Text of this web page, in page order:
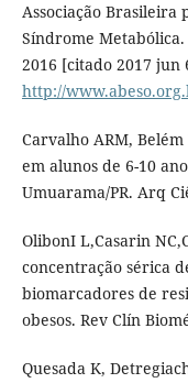
Associação Brasileira
Síndrome
2016 [citado 2017 jun
http://
Carvalho ARM, Belém
em alunos de 6-10
Umuarama/PR. Arq
OlibonI L,Casarin
concentração sérica
biomarcadores de
obesos. Rev Clín
Quesada K,